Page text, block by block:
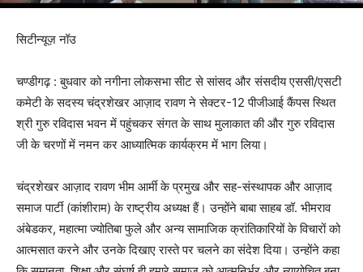
सिटीन्यूज़ नॉउ
चण्डीगढ़ : बुधवार को नगीना लोकसभा सीट से सांसद और संसदीय एससी/एसटी
कमेटी के सदस्य चंद्रशेखर आज़ाद रावण ने सेक्टर-12 पीजीआई कैंपस स्थित
श्री गुरु रविदास भवन में पहुंचकर संगत के साथ मुलाकात की और गुरु रविदास
जी के चरणों में नमन कर आध्यात्मिक कार्यक्रम में भाग लिया।
चंद्रशेखर आज़ाद रावण भीम आर्मी के प्रमुख और सह-संस्थापक और आज़ाद
समाज पार्टी (कांशीराम) के राष्ट्रीय अध्यक्ष हैं। उन्होंने बाबा साहब डॉ. भीमराव
अंबेडकर, महात्मा ज्योतिबा फुले और अन्य सामाजिक क्रांतिकारियों के विचारों को
आत्मसात करने और उनके दिखाए रास्ते पर चलने का संदेश दिया। उन्होंने कहा